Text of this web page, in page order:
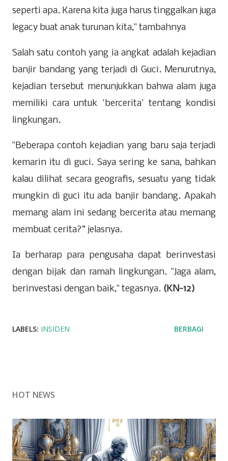
seperti apa. Karena kita juga harus tinggalkan juga
legacy buat anak turunan kita," tambahnya
Salah satu contoh yang ia angkat adalah kejadian
banjir bandang yang terjadi di Guci. Menurutnya,
kejadian tersebut menunjukkan bahwa alam juga
memiliki cara untuk 'bercerita' tentang kondisi
lingkungan.
"Beberapa contoh kejadian yang baru saja terjadi
kemarin itu di guci. Saya sering ke sana, bahkan
kalau dilihat secara geografis, sesuatu yang tidak
mungkin di guci itu ada banjir bandang. Apakah
memang alam ini sedang bercerita atau memang
membuat cerita?” jelasnya.
Ia berharap para pengusaha dapat berinvestasi
dengan bijak dan ramah lingkungan. "Jaga alam,
berinvestasi dengan baik," tegasnya. (KN-12)
LABELS: INSIDEN BERBAGI
HOT NEWS